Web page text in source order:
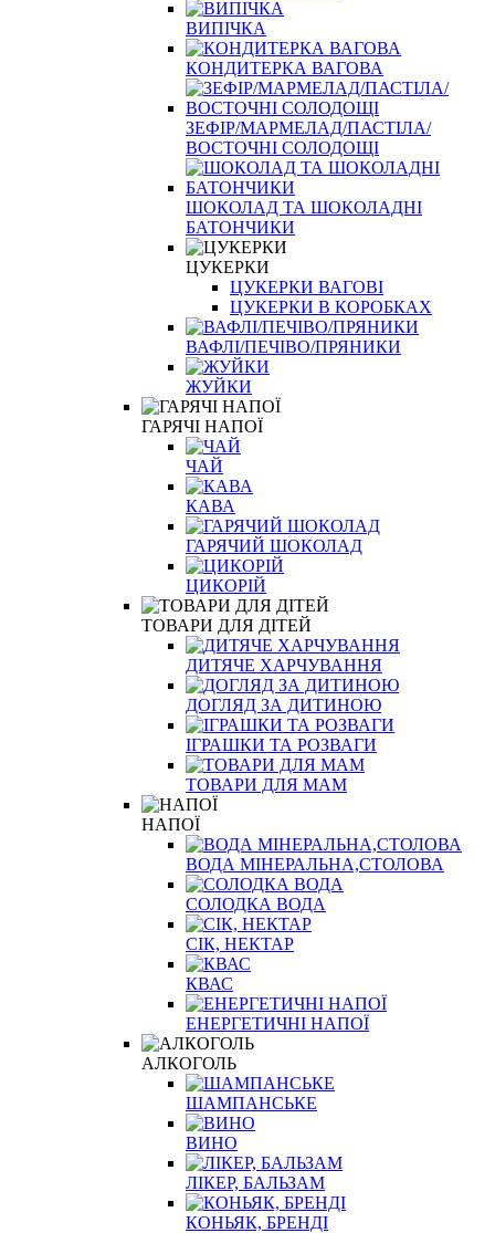
ВИПІЧКА
КОНДИТЕРКА ВАГОВА
ЗЕФІР/МАРМЕЛАД/ПАСТІЛА/
ВОСТОЧНІ СОЛОДОЩІ
ШОКОЛАД ТА ШОКОЛАДНІ
БАТОНЧИКИ
ЦУКЕРКИ
ЦУКЕРКИ ВАГОВІ
ЦУКЕРКИ В КОРОБКАХ
ВАФЛІ/ПЕЧІВО/ПРЯНИКИ
ЖУЙКИ
ГАРЯЧІ НАПОЇ
ЧАЙ
КАВА
ГАРЯЧИЙ ШОКОЛАД
ЦИКОРІЙ
ТОВАРИ ДЛЯ ДІТЕЙ
ДИТЯЧЕ ХАРЧУВАННЯ
ДОГЛЯД ЗА ДИТИНОЮ
ІГРАШКИ ТА РОЗВАГИ
ТОВАРИ ДЛЯ МАМ
НАПОЇ
ВОДА МІНЕРАЛЬНА,СТОЛОВА
СОЛОДКА ВОДА
СІК, НЕКТАР
КВАС
ЕНЕРГЕТИЧНІ НАПОЇ
АЛКОГОЛЬ
ШАМПАНСЬКЕ
ВИНО
ЛІКЕР, БАЛЬЗАМ
КОНЬЯК, БРЕНДІ